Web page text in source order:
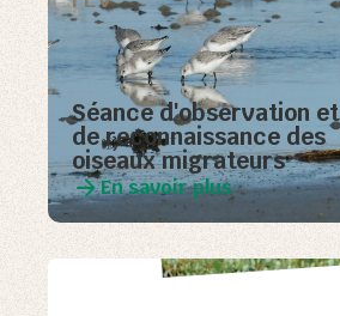
Séance d'observation et
de reconnaissance des
oiseaux migrateurs
En savoir plus